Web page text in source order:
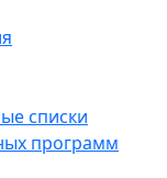
списки
программ